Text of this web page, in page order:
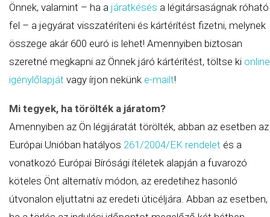
Önnek, valamint – ha a járatkésés a légitársaságnak róható
fel – a jegyárat visszatéríteni és kártérítést fizetni, melynek
összege akár 600 euró is lehet! Amennyiben biztosan
szeretné megkapni az Önnek járó kártérítést, töltse ki online
igénylőlapját vagy írjon nekünk e-mailt!
Mi tegyek, ha törölték a járatom?
Amennyiben az Ön légijáratát törölték, abban az esetben az
Európai Unióban hatályos 261/2004/EK rendelet és a
vonatkozó Európai Bírósági ítéletek alapján a fuvarozó
köteles Önt alternatív módon, az eredetihez hasonló
útvonalon eljuttatni az eredeti úticéljára. Abban az esetben,